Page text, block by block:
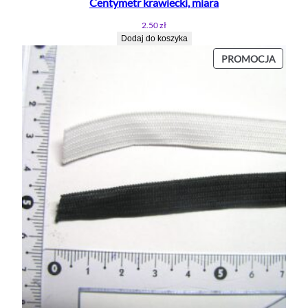
2.50zł
Dodaj do koszyka
PROMOCJA
W